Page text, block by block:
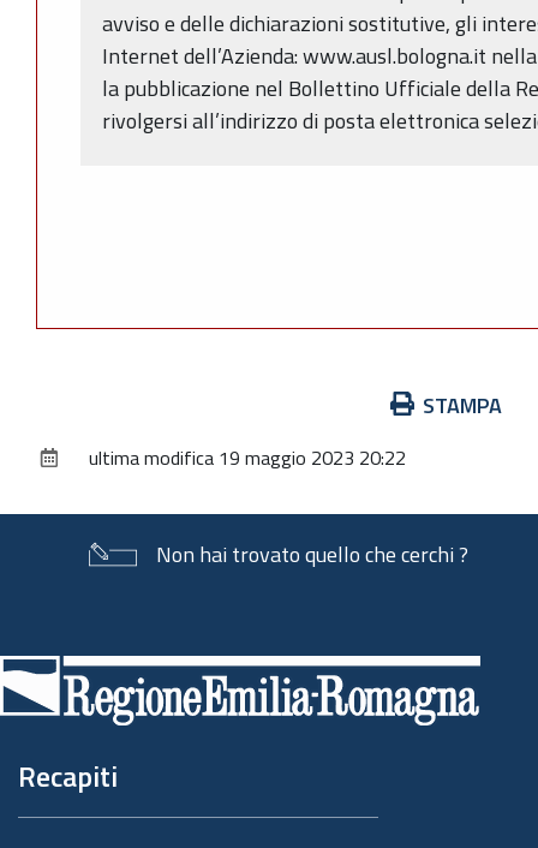
avviso e delle dichiarazioni sostitutive, gli
Internet dell’Azienda: www.ausl.bologna.it
la pubblicazione nel Bollettino Ufficiale della
rivolgersi all’indirizzo di posta elettronica
documento
STAMPA
ultima modifica 19 maggio 2023 20:22
Non hai trovato quello che cerchi ?
di
pagina
Recapiti